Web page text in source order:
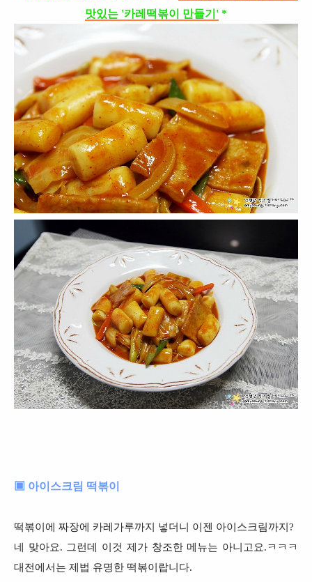
맛있는 '카레떡볶이 만들기' *
▣ 아이스크림 떡볶이
떡볶이에 짜장에 카레가루까지 넣더니 이젠 아이스크림까지?
네 맞아요. 그런데 이것 제가 창조한 메뉴는 아니고요.ㅋㅋㅋ
대전에서는 제법 유명한 떡볶이랍니다.